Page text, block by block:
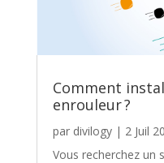
Comment
enrouleur ?
par divilogy| 2 Juil
Vous recherchez un